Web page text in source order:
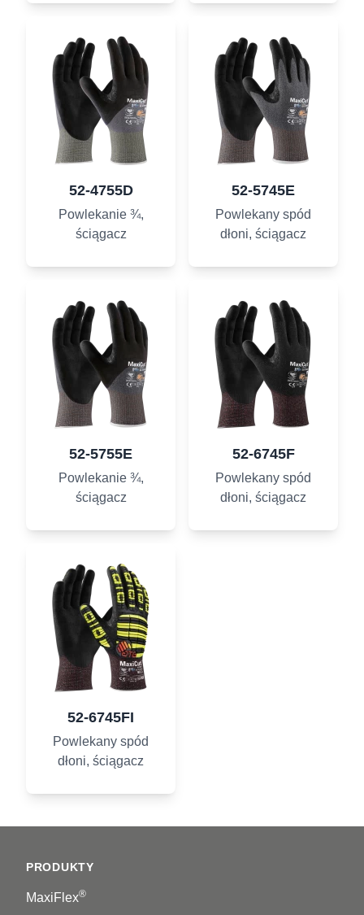
52-4755D
Powlekanie ¾,
ściągacz
52-5745E
Powlekany spód
dłoni, ściągacz
52-5755E
Powlekanie ¾,
ściągacz
52-6745F
Powlekany spód
dłoni, ściągacz
52-6745FI
Powlekany spód
dłoni, ściągacz
PRODUKTY
MaxiFlex®